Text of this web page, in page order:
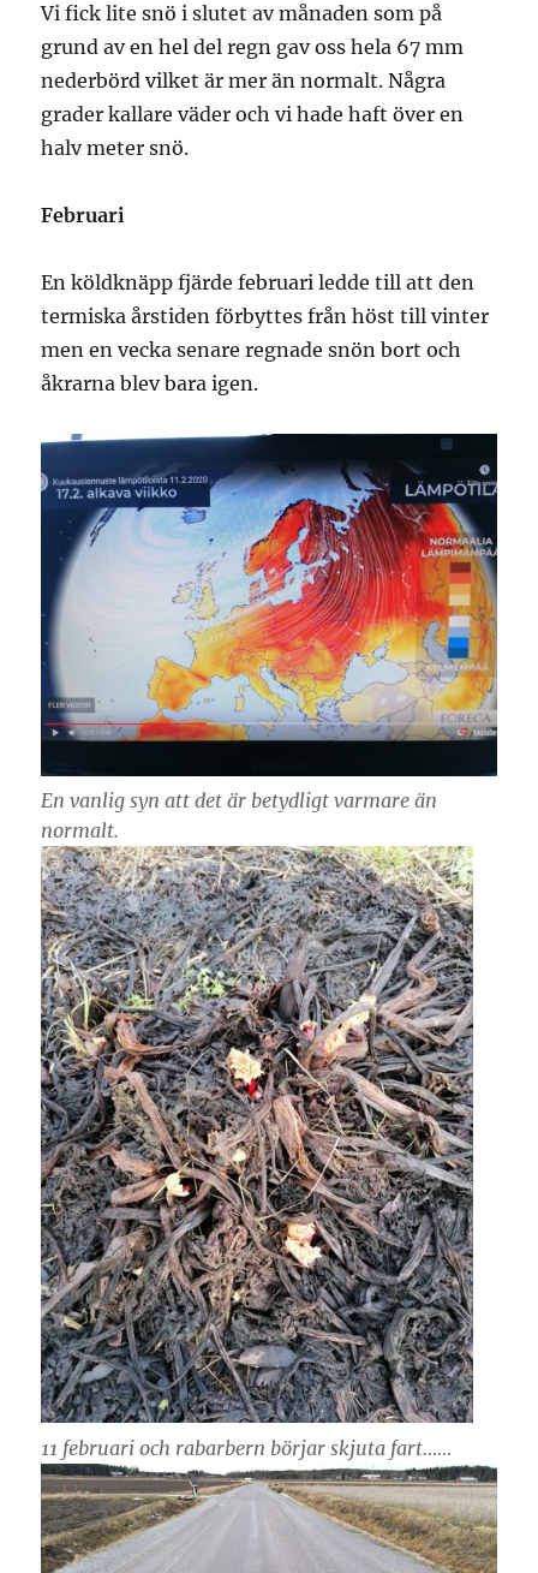
Vi fick lite snö i slutet av månaden som på
grund av en hel del regn gav oss hela 67 mm
nederbörd vilket är mer än normalt. Några
grader kallare väder och vi hade haft över en
halv meter snö.
Februari
En köldknäpp fjärde februari ledde till att den
termiska årstiden förbyttes från höst till vinter
men en vecka senare regnade snön bort och
åkrarna blev bara igen.
En vanlig syn att det är betydligt varmare än
normalt.
11 februari och rabarbern börjar skjuta fart……